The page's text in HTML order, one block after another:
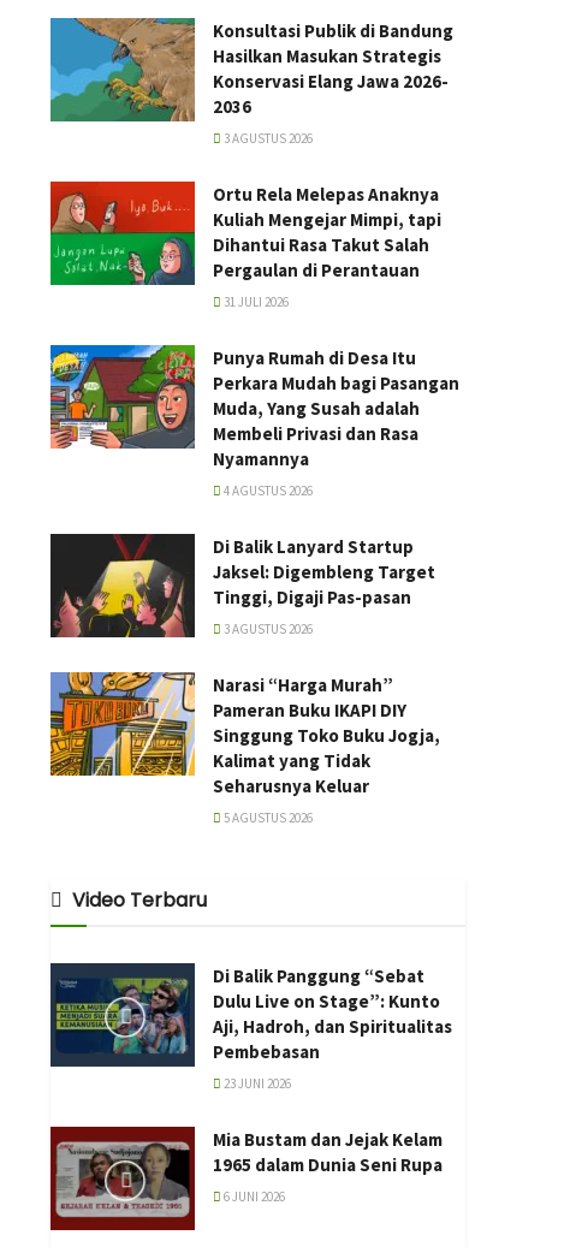
Konsultasi Publik di Bandung
Hasilkan Masukan Strategis
Konservasi Elang Jawa 2026-
2036
3 AGUSTUS 2026
Ortu Rela Melepas Anaknya
Kuliah Mengejar Mimpi, tapi
Dihantui Rasa Takut Salah
Pergaulan di Perantauan
31 JULI 2026
Punya Rumah di Desa Itu
Perkara Mudah bagi Pasangan
Muda, Yang Susah adalah
Membeli Privasi dan Rasa
Nyamannya
4 AGUSTUS 2026
Di Balik Lanyard Startup
Jaksel: Digembleng Target
Tinggi, Digaji Pas-pasan
3 AGUSTUS 2026
Narasi “Harga Murah”
Pameran Buku IKAPI DIY
Singgung Toko Buku Jogja,
Kalimat yang Tidak
Seharusnya Keluar
5 AGUSTUS 2026
Video Terbaru
Di Balik Panggung “Sebat
Dulu Live on Stage”: Kunto
Aji, Hadroh, dan Spiritualitas
Pembebasan
23 JUNI 2026
Mia Bustam dan Jejak Kelam
1965 dalam Dunia Seni Rupa
6 JUNI 2026